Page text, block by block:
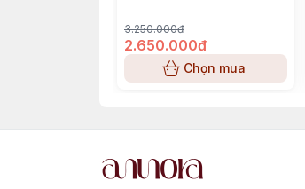
3.250.000đ
2.650.000đ
Chọn mua